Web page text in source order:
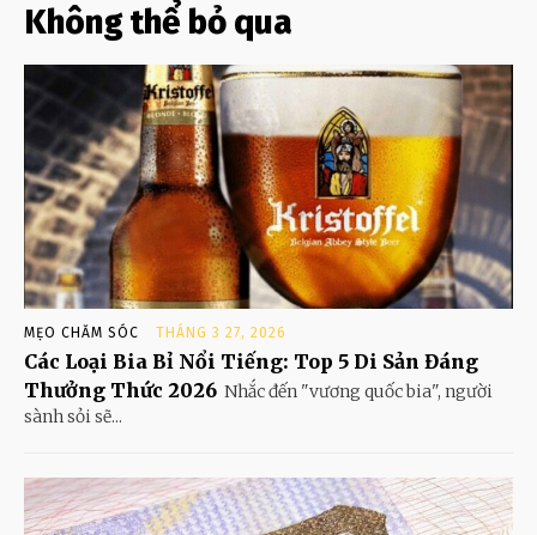
Không thể bỏ qua
MẸO CHĂM SÓC THÁNG 3 27, 2026
Các Loại Bia Bỉ Nổi Tiếng: Top 5 Di Sản Đáng
Thưởng Thức 2026 Nhắc đến "vương quốc bia", người
sành sỏi sẽ...